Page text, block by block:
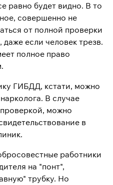
равно будет видно. В то
совершенно не
от полной проверки
даже если человек трезв.
полное право
ГИБДД, кстати, можно
В случае
можно
в
работники
на "понт",
трубку. Но